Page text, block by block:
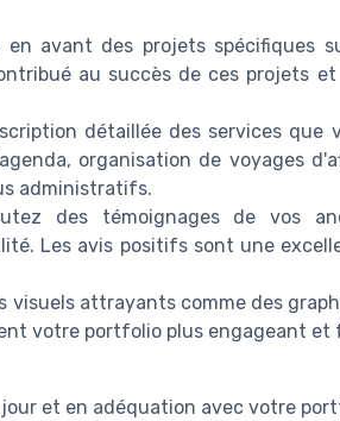
avant des projets spécifiques
au succès de ces projets
détaillée des services que
organisation de voyages
administratifs.
des témoignages de vos
Les avis positifs sont une
visuels attrayants comme des
votre portfolio plus engageant et
et en adéquation avec votre